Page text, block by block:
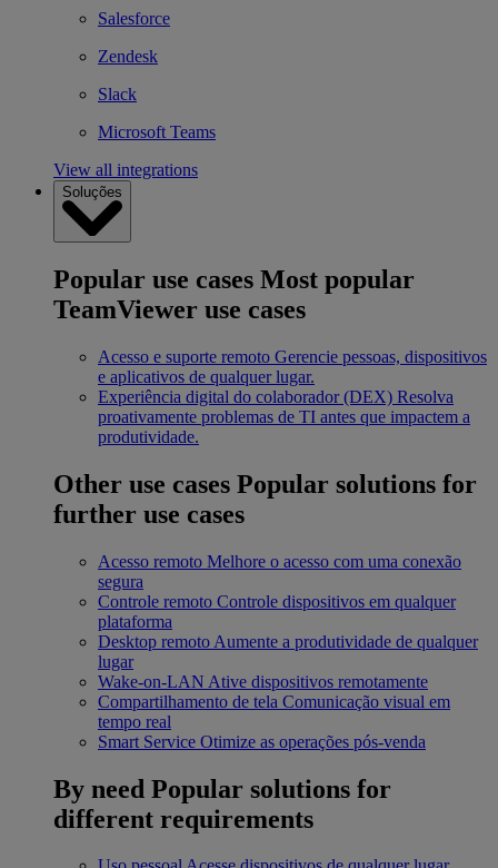
Salesforce
Zendesk
Slack
Microsoft Teams
View all integrations
Soluções
Popular use cases Most popular
TeamViewer use cases
Acesso e suporte remoto Gerencie pessoas, dispositivos
e aplicativos de qualquer lugar.
Experiência digital do colaborador (DEX) Resolva
proativamente problemas de TI antes que impactem a
produtividade.
Other use cases Popular solutions for
further use cases
Acesso remoto Melhore o acesso com uma conexão
segura
Controle remoto Controle dispositivos em qualquer
plataforma
Desktop remoto Aumente a produtividade de qualquer
lugar
Wake-on-LAN Ative dispositivos remotamente
Compartilhamento de tela Comunicação visual em
tempo real
Smart Service Otimize as operações pós-venda
By need Popular solutions for
different requirements